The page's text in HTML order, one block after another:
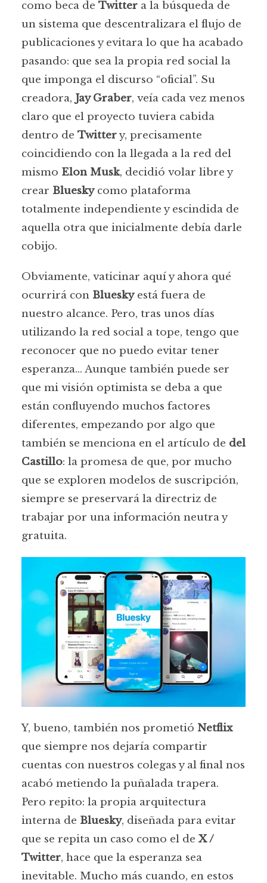
BLUESKY O LO QUE ES LO
MISMO: SÍ QUE HAY
ESPERANZA
como beca de Twittera la búsqueda de
un sistema que descentralizara el flujo de
publicaciones y evitara lo que ha acabado
pasando: que sea la propia red social la
que imponga el discurso “oficial”. Su
creadora, Jay Graber, veía cada vez menos
claro que el proyecto tuviera cabida
dentro de Twittery, precisamente
coincidiendo con la llegada a la red del
mismo Elon Musk, decidió volar libre y
crear Blueskycomo plataforma
totalmente independiente y escindida de
aquella otra que inicialmente debía darle
cobijo.
Obviamente, vaticinar aquí y ahora qué
ocurrirá con Blueskyestá fuera de
nuestro alcance. Pero, tras unos días
utilizando la red social a tope, tengo que
reconocer que no puedo evitar tener
esperanza… Aunque también puede ser
que mi visión optimista se deba a que
están confluyendo muchos factores
diferentes, empezando por algo que
también se menciona en el artículo de del
Castillo: la promesa de que, por mucho
que se exploren modelos de suscripción,
siempre se preservará la directriz de
trabajar por una información neutra y
gratuita.
Y, bueno, también nos prometió Netflix
que siempre nos dejaría compartir
cuentas con nuestros colegas y al final nos
acabó metiendo la puñalada trapera.
Pero repito: la propia arquitectura
interna de Bluesky, diseñada para evitar
que se repita un caso como el de X /
Twitter, hace que la esperanza sea
inevitable. Mucho más cuando, en estos